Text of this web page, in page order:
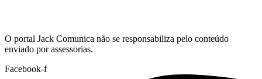
O portal Jack Comunica não se responsabiliza pelo conteúdo
enviado por assessorias.
Facebook-f